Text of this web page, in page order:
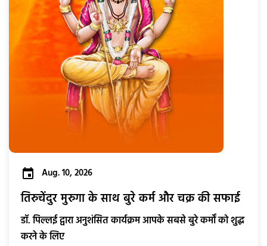
Aug. 10, 2026
तिरुचेंदुर मुरुगा के साथ बुरे कर्म और चक्र की सफाई
डॉ. पिल्लई द्वारा अनुशंसित कार्यक्रम आपके सबसे बुरे कर्मों को शुद्ध
करने के लिए